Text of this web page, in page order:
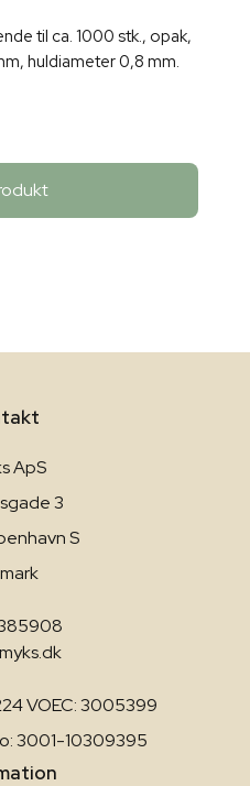
til ca. 1000 stk., opak,
huldiameter 0,8 mm.
ApS
3
S
VOEC: 3005399
3001-10309395